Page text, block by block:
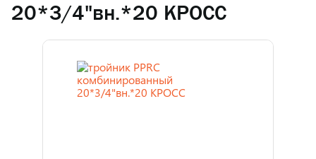
20*3/4"вн.*20 КРОСС